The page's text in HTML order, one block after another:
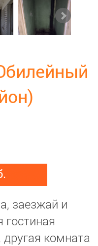
заезжай и
гостиная
комната